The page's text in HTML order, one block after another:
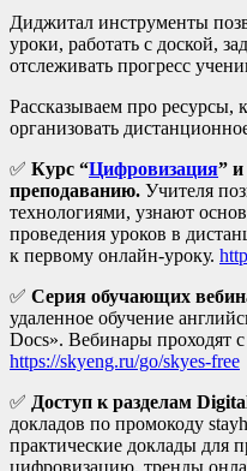
Диджитал инструменты
уроки, работать с доской,
отслеживать прогресс
Рассказываем про ресурсы,
организовать
✅ Курс “Цифровизация” и
преподаванию. Учителя
технологиями, узнают
проведения уроков в
к первому онлайн-уроку.
✅ Серия обучающих
удаленное обучение
Docs». Вебинары проходят
https://skyeng.ru/go/skyes-free
✅ Доступ к разделам
докладов по промокоду
практические доклады для